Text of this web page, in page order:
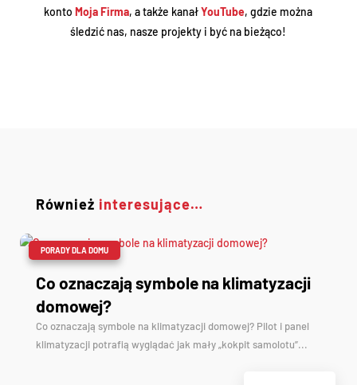
kontoMoja Firma, a także kanałYouTube, gdzie można
śledzić nas, nasze projekty i być na bieżąco!
Również interesujące…
Co oznaczają symbole na klimatyzacji
domowej?
PORADY DLA DOMU
Co oznaczają symbole na klimatyzacji domowej? Pilot i panel
klimatyzacji potrafią wyglądać jak mały „kokpit samolotu”...